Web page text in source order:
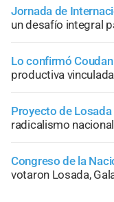
Jornada de
un desafío integral
Lo confirmó
productiva
Proyecto de Losada
radicalismo
Congreso de la
votaron Losada,